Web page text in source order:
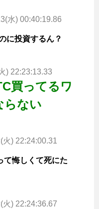
水) 00:40:19.86
に投資するん？
) 22:23:13.33
買ってるワ
らない
火) 22:24:00.31
て悔しくて死にた
火) 22:24:36.67